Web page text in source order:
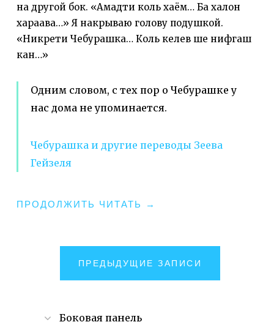
на другой бок. «Амадти коль хаём… Ба халон
хараава…» Я накрываю голову подушкой.
«Никрети Чебурашка… Коль келев ше нифгаш
кан…»
Одним словом, с тех пор о Чебурашке у
нас дома не упоминается.
Чебурашка и другие переводы Зеева
Гейзеля
ПРОДОЛЖИТЬ ЧИТАТЬ →
ПРЕДЫДУЩИЕ ЗАПИСИ
Боковая панель